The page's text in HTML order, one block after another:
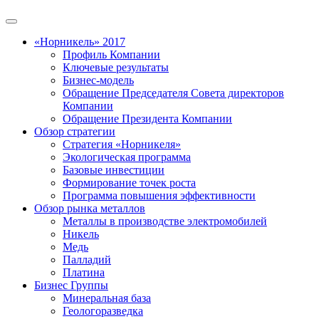
«Норникель» 2017
Профиль Компании
Ключевые результаты
Бизнес-модель
Обращение Председателя Совета директоров
Компании
Обращение Президента Компании
Обзор стратегии
Стратегия «Норникеля»
Экологическая программа
Базовые инвестиции
Формирование точек роста
Программа повышения эффективности
Обзор рынка металлов
Металлы в производстве электромобилей
Никель
Медь
Палладий
Платина
Бизнес Группы
Минеральная база
Геологоразведка